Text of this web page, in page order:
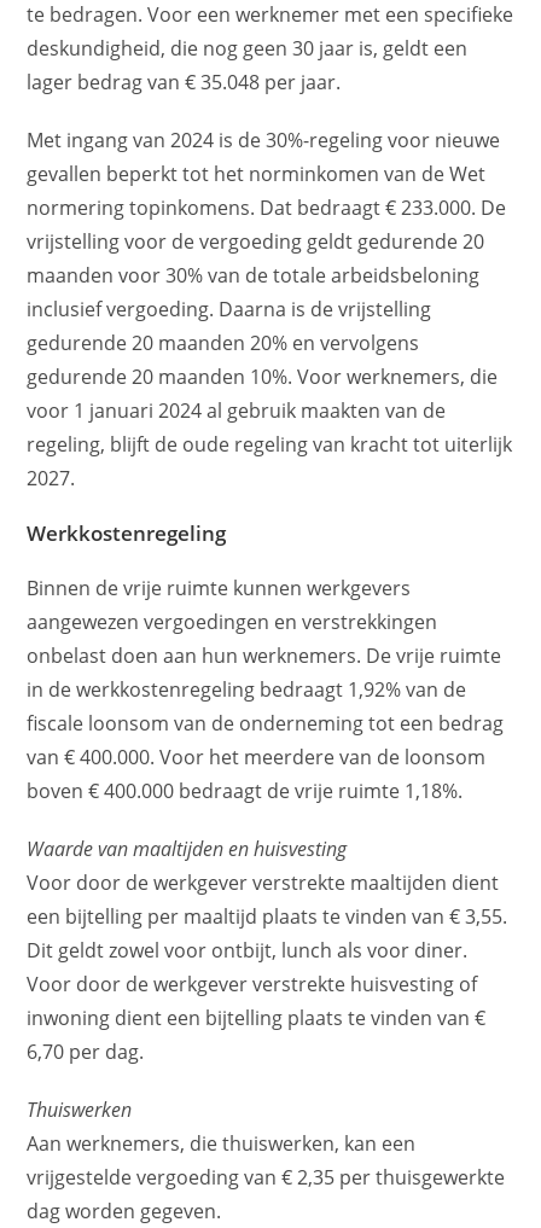
te bedragen. Voor een werknemer met een specifieke
deskundigheid, die nog geen 30 jaar is, geldt een
lager bedrag van € 35.048 per jaar.
Met ingang van 2024 is de 30%-regeling voor nieuwe
gevallen beperkt tot het norminkomen van de Wet
normering topinkomens. Dat bedraagt € 233.000. De
vrijstelling voor de vergoeding geldt gedurende 20
maanden voor 30% van de totale arbeidsbeloning
inclusief vergoeding. Daarna is de vrijstelling
gedurende 20 maanden 20% en vervolgens
gedurende 20 maanden 10%. Voor werknemers, die
voor 1 januari 2024 al gebruik maakten van de
regeling, blijft de oude regeling van kracht tot uiterlijk
2027.
Werkkostenregeling
Binnen de vrije ruimte kunnen werkgevers
aangewezen vergoedingen en verstrekkingen
onbelast doen aan hun werknemers. De vrije ruimte
in de werkkostenregeling bedraagt 1,92% van de
fiscale loonsom van de onderneming tot een bedrag
van € 400.000. Voor het meerdere van de loonsom
boven € 400.000 bedraagt de vrije ruimte 1,18%.
Waarde van maaltijden en huisvesting
Voor door de werkgever verstrekte maaltijden dient
een bijtelling per maaltijd plaats te vinden van € 3,55.
Dit geldt zowel voor ontbijt, lunch als voor diner.
Voor door de werkgever verstrekte huisvesting of
inwoning dient een bijtelling plaats te vinden van €
6,70 per dag.
Thuiswerken
Aan werknemers, die thuiswerken, kan een
vrijgestelde vergoeding van € 2,35 per thuisgewerkte
dag worden gegeven.